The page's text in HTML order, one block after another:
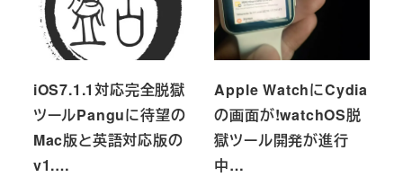
iOS7.1.1対応完全脱獄
ツールPanguに待望の
Mac版と英語対応版の
v1.…
Apple WatchにCydia
の画面が!watchOS脱
獄ツール開発が進行
中…